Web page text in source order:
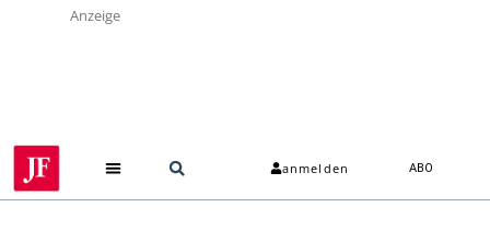
Anzeige
anmelden ABO